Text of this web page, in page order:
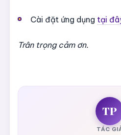
Cài đặt ứng dụng tại
Trân trọng cảm ơn.
TP
TÁC